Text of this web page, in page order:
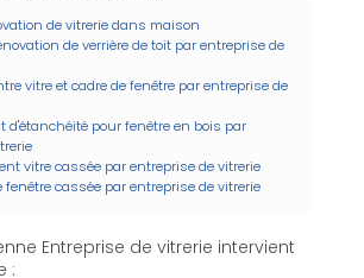
de vitrerie dans maison
de verrière de toit par entreprise de
vitre et cadre de fenêtre par entreprise de
d'étanchéité pour fenêtre en bois par
vitre cassée par entreprise de vitrerie
fenêtre cassée par entreprise de vitrerie
Entreprise de vitrerie intervient
: